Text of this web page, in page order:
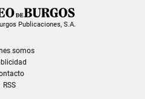
Publicaciones, S.A.
somos
RSS